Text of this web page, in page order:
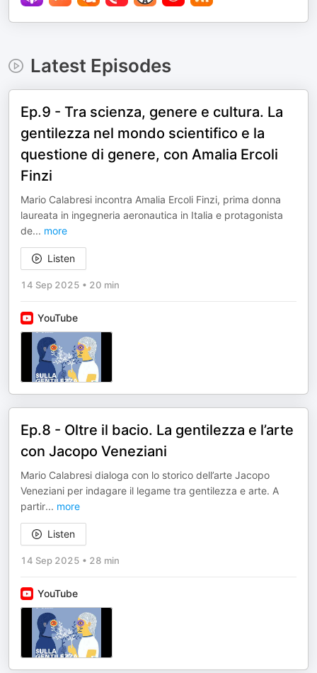
Latest Episodes
Ep.9 - Tra scienza, genere e cultura. La
gentilezza nel mondo scientifico e la
questione di genere, con Amalia Ercoli
Finzi
Mario Calabresi incontra Amalia Ercoli Finzi, prima donna
laureata in ingegneria aeronautica in Italia e protagonista
de... more
Listen
14 Sep 2025 • 20 min
YouTube
Ep.8 - Oltre il bacio. La gentilezza e l’arte
con Jacopo Veneziani
Mario Calabresi dialoga con lo storico dell’arte Jacopo
Veneziani per indagare il legame tra gentilezza e arte. A
partir... more
Listen
14 Sep 2025 • 28 min
YouTube